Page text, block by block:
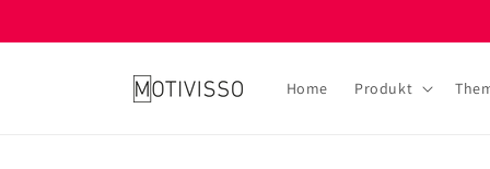
Inhalt
Home Produkt